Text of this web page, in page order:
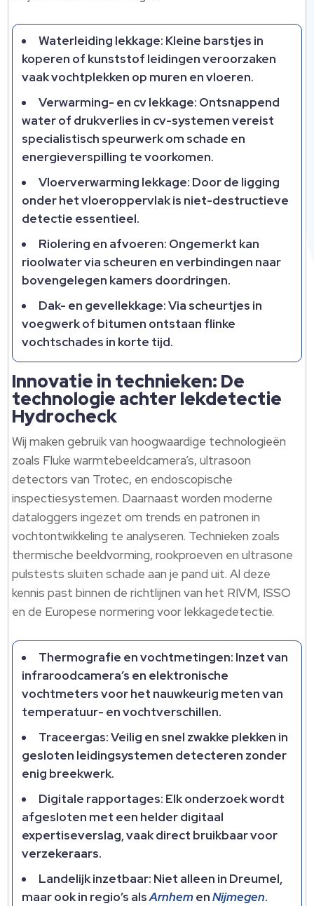
Waterleiding lekkage: Kleine barstjes in
koperen of kunststof leidingen veroorzaken
vaak vochtplekken op muren en vloeren.​
Verwarming- en cv lekkage: Ontsnappend
water of drukverlies in cv-systemen vereist
specialistisch speurwerk om schade en
energieverspilling te voorkomen.​
Vloerverwarming lekkage: Door de ligging
onder het vloeroppervlak is niet-destructieve
detectie essentieel.​
Riolering en afvoeren: Ongemerkt kan
rioolwater via scheuren en verbindingen naar
bovengelegen kamers doordringen.​
Dak- en gevellekkage: Via scheurtjes in
voegwerk of bitumen ontstaan flinke
vochtschades in korte tijd.​
Innovatie in technieken: De
technologie achter lekdetectie
Hydrocheck
Wij maken gebruik van hoogwaardige technologieën
zoals Fluke warmtebeeldcamera’s, ultrasoon
detectors van Trotec, en endoscopische
inspectiesystemen.​ Daarnaast worden moderne
dataloggers ingezet om trends en patronen in
vochtontwikkeling te analyseren.​ Technieken zoals
thermische beeldvorming, rookproeven en ultrasone
pulstests sluiten schade aan je pand uit.​ Al deze
kennis past binnen de richtlijnen van het RIVM, ISSO
en de Europese normering voor lekkagedetectie.​
Thermografie en vochtmetingen: Inzet van
infraroodcamera’s en elektronische
vochtmeters voor het nauwkeurig meten van
temperatuur- en vochtverschillen.​
Traceergas: Veilig en snel zwakke plekken in
gesloten leidingsystemen detecteren zonder
enig breekwerk.​
Digitale rapportages: Elk onderzoek wordt
afgesloten met een helder digitaal
expertiseverslag, vaak direct bruikbaar voor
verzekeraars.​
Landelijk inzetbaar: Niet alleen in Dreumel,
maar ook in regio’s alsArnhemenNijmegen.​